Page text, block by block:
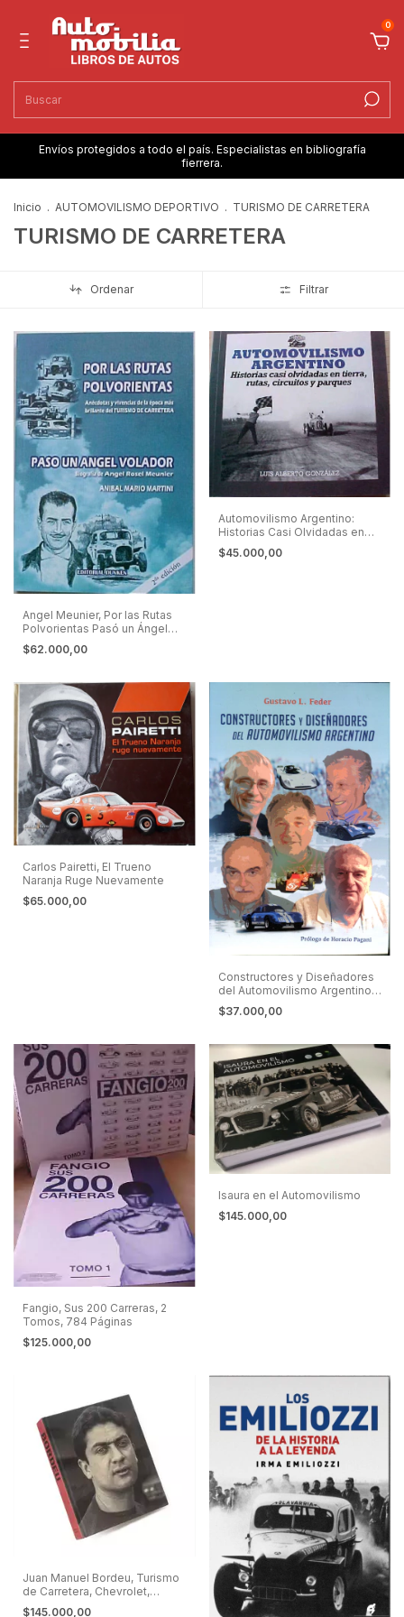
0
Envíos protegidos a todo el país. Especialistas en bibliografía
fierrera.
Inicio . AUTOMOVILISMO DEPORTIVO . TURISMO DE CARRETERA
TURISMO DE CARRETERA
Ordenar Filtrar
Angel Meunier, Por las Rutas
Polvorientas Pasó un Ángel
Volador - Turismo de
Carretera
$62.000,00
Automovilismo Argentino:
Historias Casi Olvidadas en
Tierra, Rutas, Circuitos y
Parques.
$45.000,00
Carlos Pairetti, El Trueno
Naranja Ruge Nuevamente
$65.000,00
Constructores y Diseñadores
del Automovilismo Argentino.
Berta, Baudena, Campo,
Crespi y Pronello
$37.000,00
Fangio, Sus 200 Carreras, 2
Tomos, 784 Páginas
$125.000,00
Isaura en el Automovilismo
$145.000,00
Juan Manuel Bordeu, Turismo
de Carretera, Chevrolet,
Dodge
$145.000,00